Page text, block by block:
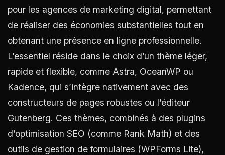
pour les agences de marketing digital, permettant
de réaliser des économies substantielles tout en
obtenant une présence en ligne professionnelle.
L’essentiel réside dans le choix d’un thème léger,
rapide et flexible, comme Astra, OceanWP ou
Kadence, qui s’intègre nativement avec des
constructeurs de pages robustes ou l’éditeur
Gutenberg. Ces thèmes, combinés à des plugins
d’optimisation SEO (comme Rank Math) et des
outils de gestion de formulaires (WPForms Lite),